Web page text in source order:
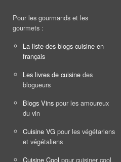
Pour les gourmands et les
gourmets :
La liste des blogs cuisine en
français
Les livres de cuisine des
blogueurs
Blogs Vins pour les amoureux
du vin
Cuisine VG pour les végétariens
et végétaliens
Cuisine Cool pour cuisiner cool